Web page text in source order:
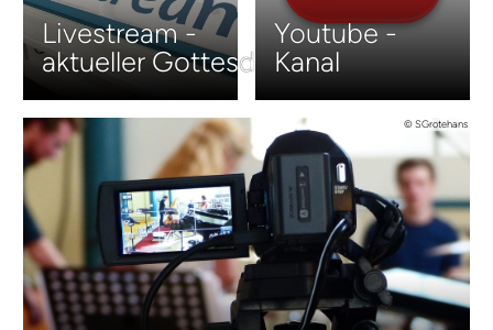
Livestream -
aktueller Gottesdienst
Youtube -
Kanal
© SGrotehans